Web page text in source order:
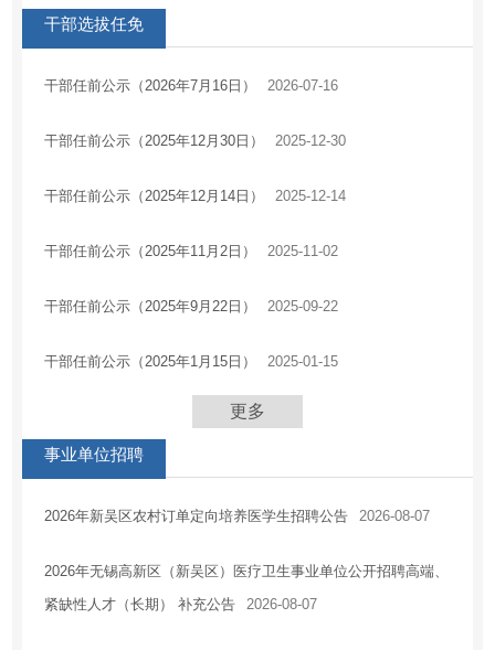
干部选拔任免
干部任前公示（2026年7月16日） 2026-07-16
干部任前公示（2025年12月30日） 2025-12-30
干部任前公示（2025年12月14日） 2025-12-14
干部任前公示（2025年11月2日） 2025-11-02
干部任前公示（2025年9月22日） 2025-09-22
干部任前公示（2025年1月15日） 2025-01-15
更多
事业单位招聘
2026年新吴区农村订单定向培养医学生招聘公告 2026-08-07
2026年无锡高新区（新吴区）医疗卫生事业单位公开招聘高端、
紧缺性人才（长期） 补充公告
2026-08-07